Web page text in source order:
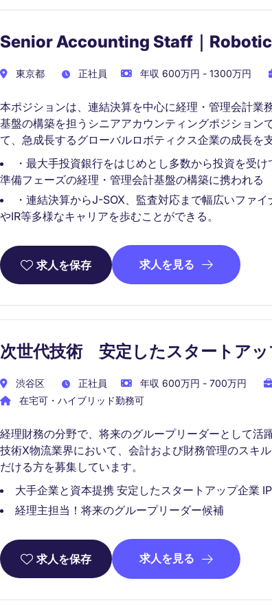
Senior Accounting Staff｜
東京都 正社員 年収 600万円 - 1300万円
本ポジションは、連結決算を中心に経理・管理会計業
基盤の構築を担うシニアアカウンティングポジション
て、急成長するグローバルロボティクス企業の成長を
・最大手投資銀行をはじめとし多数から投資を受
準備フェーズの経理・管理会計基盤の構築に携われる
・連結決算からJ-SOX、監査対応まで幅広いファ
やIR等多様なキャリアを歩むことができる。
求人を保存 求人を見る
次世代技術 安定したスタートア
渋谷区 正社員 年収 600万円 - 700万円
在宅可・ハイブリッド勤務可
経理財務の分野で、将来のグループリーダーとして活
技術X物流業界において、会計および財務管理のスキ
だける方を募集しています。
大手企業と資本提携 安定したスタートアップ企業
経理主担当！将来のグループリーダー候補
求人を保存 求人を見る